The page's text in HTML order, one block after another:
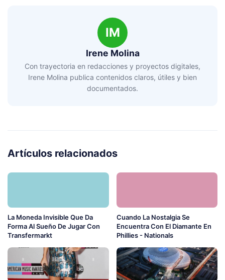
IM
Irene Molina
Con trayectoria en redacciones y proyectos digitales,
Irene Molina publica contenidos claros, útiles y bien
documentados.
Artículos relacionados
La Moneda Invisible Que Da
Forma Al Sueño De Jugar Con
Transfermarkt
Cuando La Nostalgia Se
Encuentra Con El Diamante En
Phillies - Nationals